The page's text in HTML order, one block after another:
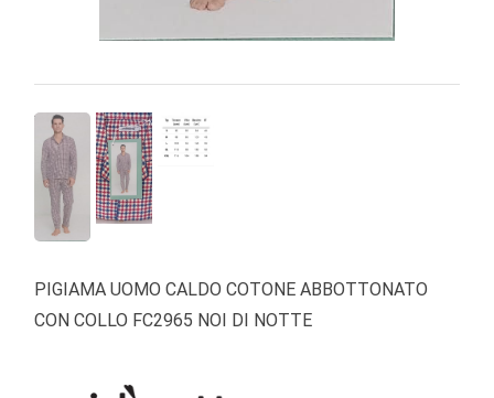
PIGIAMA UOMO CALDO COTONE ABBOTTONATO
CON COLLO FC2965 NOI DI NOTTE